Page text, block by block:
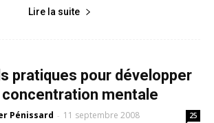
Lire la suite
pratiques pour développer
mentale
Pénissard - 11 septembre 2008 25